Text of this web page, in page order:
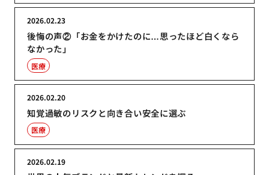
後悔の声②「お金をかけたのに…思ったほど白くなら
なかった」
2026.02.23
医療
知覚過敏のリスクと向き合い安全に選ぶ
2026.02.20
医療
2026.02.19